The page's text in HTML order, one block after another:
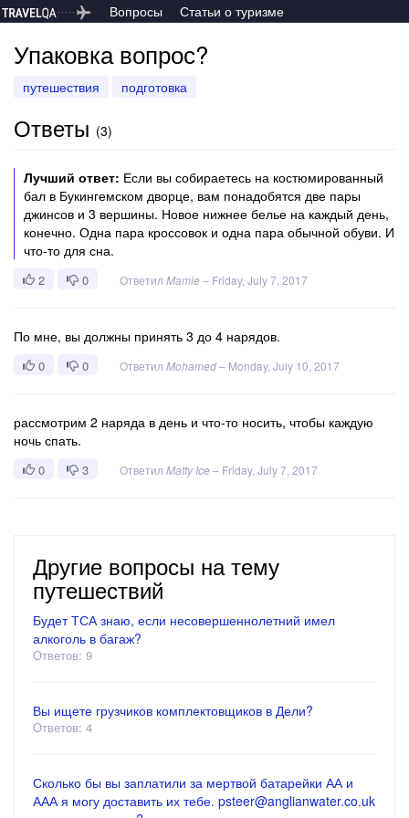
Вопросы Статьи о туризме
Упаковка вопрос?
путешествия подготовка
Ответы (3)
Лучший ответ: Если вы собираетесь на костюмированный
бал в Букингемском дворце, вам понадобятся две пары
джинсов и 3 вершины. Новое нижнее белье на каждый день,
конечно. Одна пара кроссовок и одна пара обычной обуви. И
что-то для сна.
2 0 Ответил Mamie– Friday, July 7, 2017
По мне, вы должны принять 3 до 4 нарядов.
0 0 Ответил Mohamed– Monday, July 10, 2017
рассмотрим 2 наряда в день и что-то носить, чтобы каждую
ночь спать.
0 3 Ответил Matty Ice– Friday, July 7, 2017
Другие вопросы на тему
путешествий
Будет ТСА знаю, если несовершеннолетний имел
алкоголь в багаж?
Ответов: 9
Вы ищете грузчиков комплектовщиков в Дели?
Ответов: 4
Сколько бы вы заплатили за мертвой батарейки АА и
ААА я могу доставить их тебе. psteer@anglianwater.co.uk